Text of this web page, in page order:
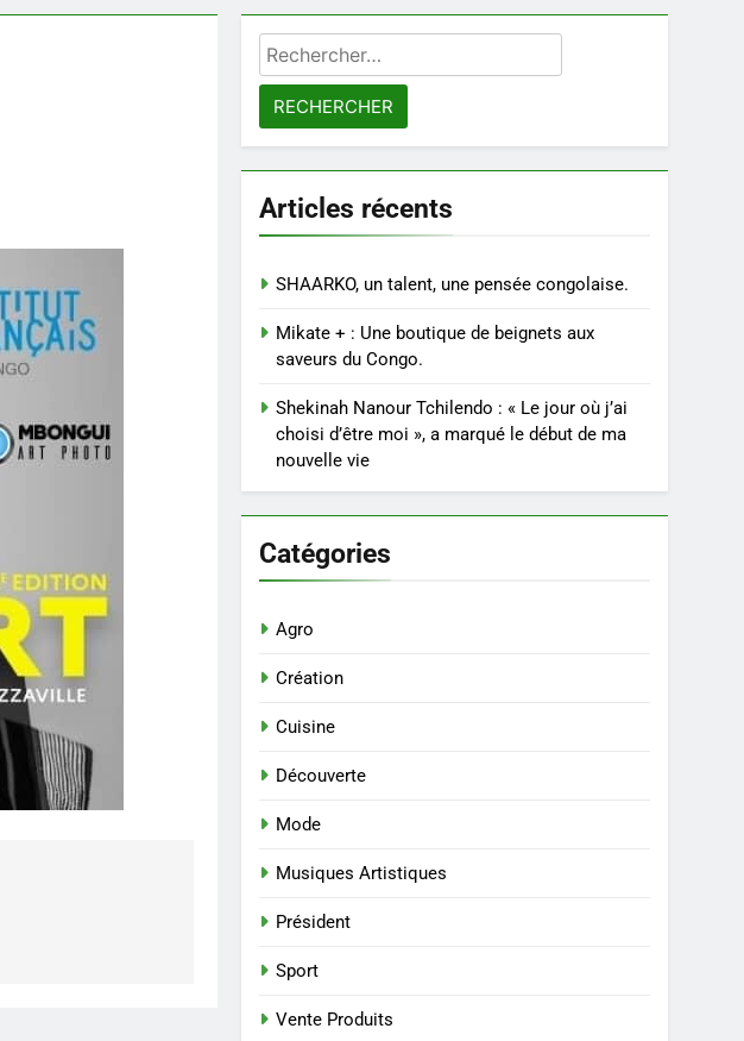
Rechercher :
Articles récents
SHAARKO, un talent, une pensée congolaise.
Mikate + : Une boutique de beignets aux
saveurs du Congo.
Shekinah Nanour Tchilendo : « Le jour où j’ai
choisi d’être moi », a marqué le début de ma
nouvelle vie
Catégories
Agro
Création
Cuisine
Découverte
Mode
Musiques Artistiques
Président
Sport
Vente Produits